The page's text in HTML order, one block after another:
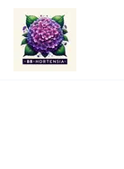
content